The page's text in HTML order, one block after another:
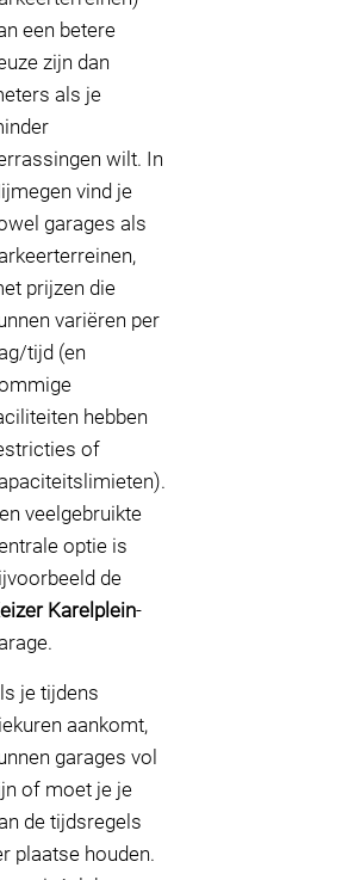
een betere
zijn dan
als je
wilt. In
vind je
garages als
prijzen die
variëren per
tijd (en
hebben
of
veelgebruikte
optie is
de
Karelplein-
je tijdens
aankomt,
garages vol
of moet je je
de tijdsregels
plaatse houden.